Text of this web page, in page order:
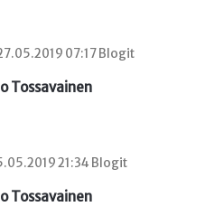
07:17 Blogit
Tossavainen
21:34 Blogit
Tossavainen